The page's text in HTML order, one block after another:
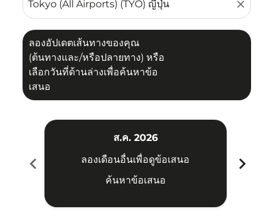
close
ลองอัปเดตเส้นทางของคุณ
(ต้นทางและ/หรือปลายทาง) หรือ
เลือกวันที่ด้านล่างเพื่อค้นหาข้อ
เสนอ
chevron_left
ส.ค. 2026
ลองเดือนอื่นเพื่อดูข้อเสนอ
ค้นหาข้อเสนอ
chevron_right